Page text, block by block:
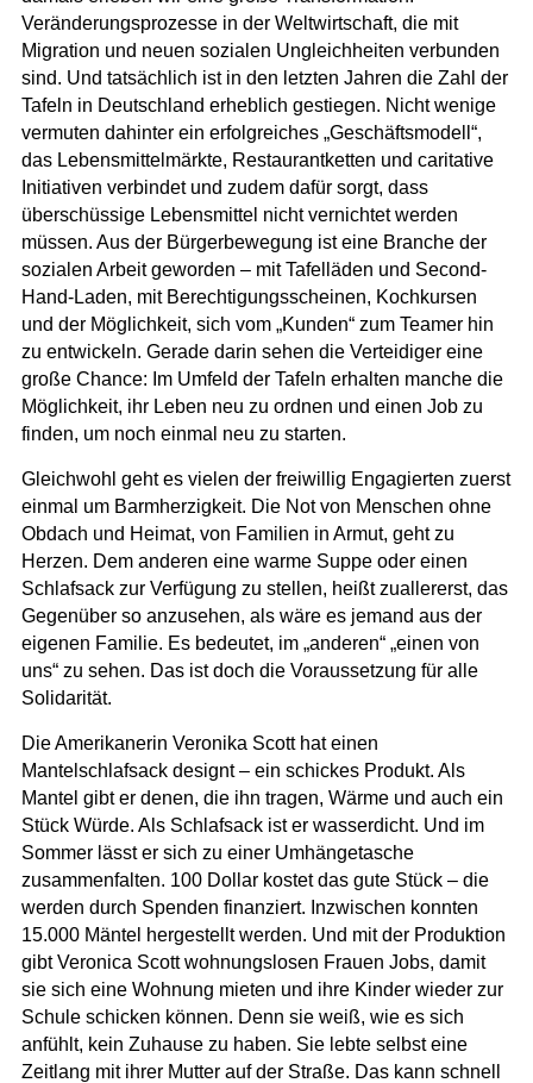
Veränderungsprozesse in der Weltwirtschaft, die mit
Migration und neuen sozialen Ungleichheiten verbunden
sind. Und tatsächlich ist in den letzten Jahren die Zahl der
Tafeln in Deutschland erheblich gestiegen. Nicht wenige
vermuten dahinter ein erfolgreiches „Geschäftsmodell“,
das Lebensmittelmärkte, Restaurantketten und caritative
Initiativen verbindet und zudem dafür sorgt, dass
überschüssige Lebensmittel nicht vernichtet werden
müssen. Aus der Bürgerbewegung ist eine Branche der
sozialen Arbeit geworden – mit Tafelläden und Second-
Hand-Laden, mit Berechtigungsscheinen, Kochkursen
und der Möglichkeit, sich vom „Kunden“ zum Teamer hin
zu entwickeln. Gerade darin sehen die Verteidiger eine
große Chance: Im Umfeld der Tafeln erhalten manche die
Möglichkeit, ihr Leben neu zu ordnen und einen Job zu
finden, um noch einmal neu zu starten.
Gleichwohl geht es vielen der freiwillig Engagierten zuerst
einmal um Barmherzigkeit. Die Not von Menschen ohne
Obdach und Heimat, von Familien in Armut, geht zu
Herzen. Dem anderen eine warme Suppe oder einen
Schlafsack zur Verfügung zu stellen, heißt zuallererst, das
Gegenüber so anzusehen, als wäre es jemand aus der
eigenen Familie. Es bedeutet, im „anderen“ „einen von
uns“ zu sehen. Das ist doch die Voraussetzung für alle
Solidarität.
Die Amerikanerin Veronika Scott hat einen
Mantelschlafsack designt – ein schickes Produkt. Als
Mantel gibt er denen, die ihn tragen, Wärme und auch ein
Stück Würde. Als Schlafsack ist er wasserdicht. Und im
Sommer lässt er sich zu einer Umhängetasche
zusammenfalten. 100 Dollar kostet das gute Stück – die
werden durch Spenden finanziert. Inzwischen konnten
15.000 Mäntel hergestellt werden. Und mit der Produktion
gibt Veronica Scott wohnungslosen Frauen Jobs, damit
sie sich eine Wohnung mieten und ihre Kinder wieder zur
Schule schicken können. Denn sie weiß, wie es sich
anfühlt, kein Zuhause zu haben. Sie lebte selbst eine
Zeitlang mit ihrer Mutter auf der Straße. Das kann schnell